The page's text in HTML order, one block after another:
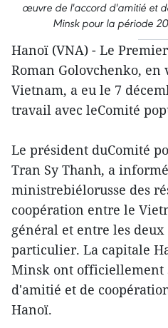
œuvre de l'accord d'amitié et
Minsk pour la période
Hanoï (VNA) - Le
Roman Golovchenko,
Vietnam, a eu le 7
travail avec leComité
Le président duComité
Tran Sy Thanh, a
ministrebiélorusse des
coopération entre le
général et entre les deux
particulier. La capitale
Minsk ont officiellement
d'amitié et de
Hanoï.